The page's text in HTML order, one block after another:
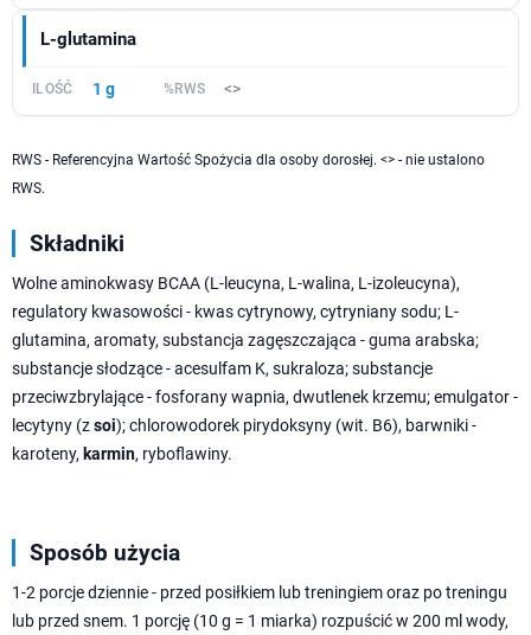
L-glutamina
1 g <>
RWS - Referencyjna Wartość Spożycia dla osoby dorosłej. <> - nie ustalono
RWS.
Składniki
Wolne aminokwasy BCAA (L-leucyna, L-walina, L-izoleucyna),
regulatory kwasowości - kwas cytrynowy, cytryniany sodu; L-
glutamina, aromaty, substancja zagęszczająca - guma arabska;
substancje słodzące - acesulfam K, sukraloza; substancje
przeciwzbrylające - fosforany wapnia, dwutlenek krzemu; emulgator -
lecytyny (zsoi); chlorowodorek pirydoksyny (wit. B6), barwniki -
karoteny, karmin, ryboflawiny.
Sposób użycia
1-2 porcje dziennie - przed posiłkiem lub treningiem oraz po treningu
lub przed snem. 1 porcję (10 g = 1 miarka) rozpuścić w 200 ml wody,